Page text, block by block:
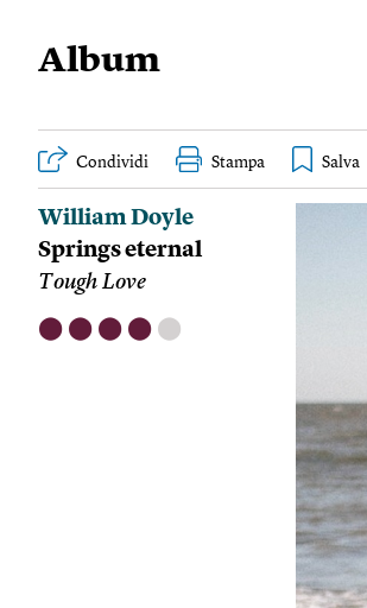
Album
Condividi Stampa
William Doyle
Springs eternal
Tough Love
⬤ ⬤ ⬤ ⬤ ⬤